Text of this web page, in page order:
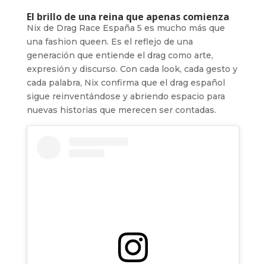
El brillo de una reina que apenas comienza
Nix de Drag Race España 5 es mucho más que
una fashion queen. Es el reflejo de una
generación que entiende el drag como arte,
expresión y discurso. Con cada look, cada gesto y
cada palabra, Nix confirma que el drag español
sigue reinventándose y abriendo espacio para
nuevas historias que merecen ser contadas.